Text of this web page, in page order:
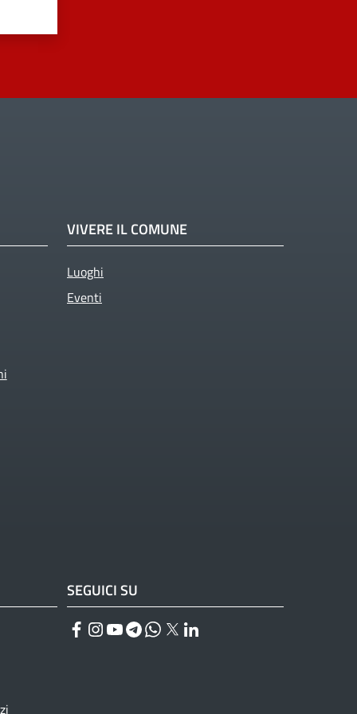
VIVERE IL COMUNE
Luoghi
Eventi
SEGUICI SU
Facebook
Instagram
YouTube
Telegram
WhatsApp
Twitter